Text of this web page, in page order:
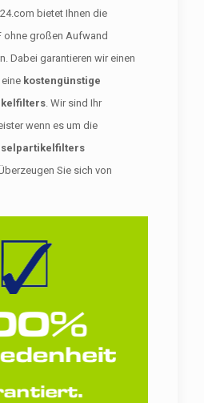
bietet Ihnen die
ohne großen Aufwand
Dabei garantieren wir einen
kostengünstige
. Wir sind Ihr
wenn es um die
Sie sich von